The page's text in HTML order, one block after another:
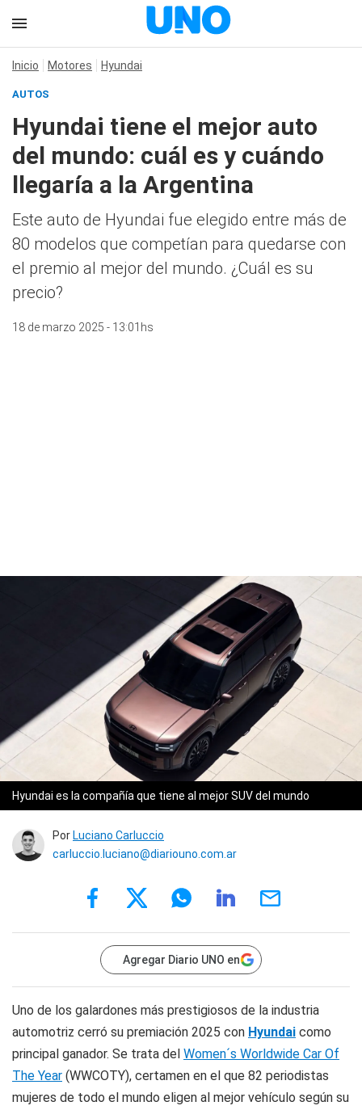
Inicio Motores Hyundai
AUTOS
Hyundai tiene el mejor auto
del mundo: cuál es y cuándo
llegaría a la Argentina
Este auto de Hyundai fue elegido entre más de
80 modelos que competían para quedarse con
el premio al mejor del mundo. ¿Cuál es su
precio?
18 de marzo 2025 - 13:01hs
Hyundai es la compañía que tiene al mejor SUV del mundo
Por Luciano Carluccio
carluccio.luciano@diariouno.com.ar
Agregar Diario UNO en
Uno de los galardones más prestigiosos de la industria
automotriz cerró su premiación 2025 con Hyundai como
principal ganador. Se trata del Women´s Worldwide Car Of
The Year (WWCOTY), certamen en el que 82 periodistas
mujeres de todo el mundo eligen al mejor vehículo según su